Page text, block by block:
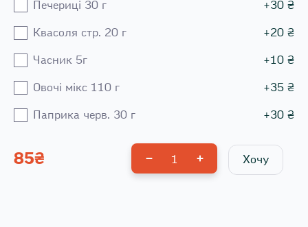
Печериці 30 г +30 ₴
Квасоля стр. 20 г +20 ₴
Часник 5г +10 ₴
Овочі мікс 110 г +35 ₴
Паприка черв. 30 г +30 ₴
85₴ 1 Хочу